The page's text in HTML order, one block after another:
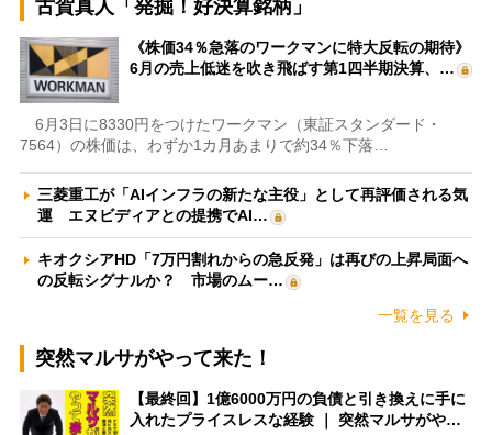
古賀真人「発掘！好決算銘柄」
《株価34％急落のワークマンに特大反転の期待》
6月の売上低迷を吹き飛ばす第1四半期決算、…
6月3日に8330円をつけたワークマン（東証スタンダード・
7564）の株価は、わずか1カ月あまりで約34％下落…
三菱重工が「AIインフラの新たな主役」として再評価される気
運 エヌビディアとの提携でAI…
キオクシアHD「7万円割れからの急反発」は再びの上昇局面へ
の反転シグナルか？ 市場のムー…
一覧を見る
突然マルサがやって来た！
【最終回】1億6000万円の負債と引き換えに手に
入れたプライスレスな経験 ｜ 突然マルサがや…